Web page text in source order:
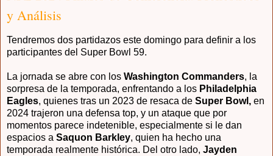
y Análisis
Tendremos dos partidazos este domingo para definir a los
participantes del Super Bowl 59.
La jornada se abre con los Washington Commanders, la
sorpresa de la temporada, enfrentando a los Philadelphia
Eagles, quienes tras un 2023 de resaca de Super Bowl, en
2024 trajeron una defensa top, y un ataque que por
momentos parece indetenible, especialmente si le dan
espacios a Saquon Barkley, quien ha hecho una
temporada realmente histórica. Del otro lado, Jayden